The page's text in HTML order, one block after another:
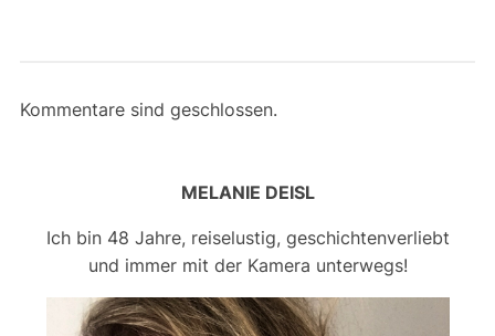
Kommentare sind geschlossen.
MELANIE DEISL
Ich bin 48 Jahre, reiselustig, geschichtenverliebt
und immer mit der Kamera unterwegs!